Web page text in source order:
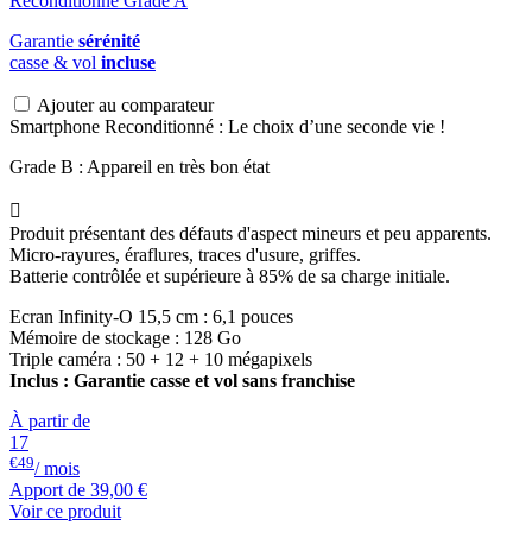
Garantie sérénité
casse & vol incluse
Ajouter au comparateur
Smartphone Reconditionné : Le choix d’une seconde vie !
Grade B : Appareil en très bon état

Produit présentant des défauts d'aspect mineurs et peu apparents.
Micro-rayures, éraflures, traces d'usure, griffes.
Batterie contrôlée et supérieure à 85% de sa charge initiale.
Ecran Infinity-O 15,5 cm : 6,1 pouces
Mémoire de stockage : 128 Go
Triple caméra : 50 + 12 + 10 mégapixels
Inclus : Garantie casse et vol sans franchise
À partir de
17
€49/ mois
Apport de 39,00 €
Voir ce produit